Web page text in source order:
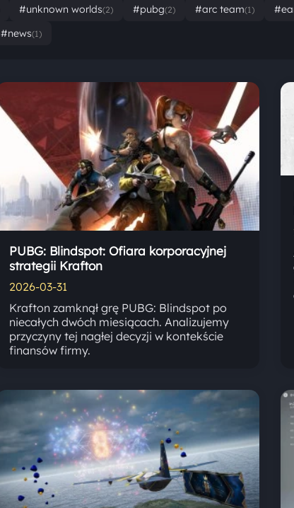
#unknown worlds(2) #pubg(2) #arc team(1)
#news(1)
PUBG: Blindspot: Ofiara korporacyjnej
strategii Krafton
2026-03-31
Krafton zamknął grę PUBG: Blindspot po
niecałych dwóch miesiącach. Analizujemy
przyczyny tej nagłej decyzji w kontekście
finansów firmy.